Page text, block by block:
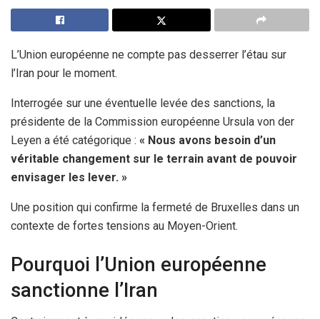
L’Union européenne ne compte pas desserrer l’étau sur
l’Iran pour le moment.
Interrogée sur une éventuelle levée des sanctions, la
présidente de la Commission européenne Ursula von der
Leyen a été catégorique : « Nous avons besoin d’un
véritable changement sur le terrain avant de pouvoir
envisager les lever. »
Une position qui confirme la fermeté de Bruxelles dans un
contexte de fortes tensions au Moyen-Orient.
Pourquoi l’Union européenne
sanctionne l’Iran